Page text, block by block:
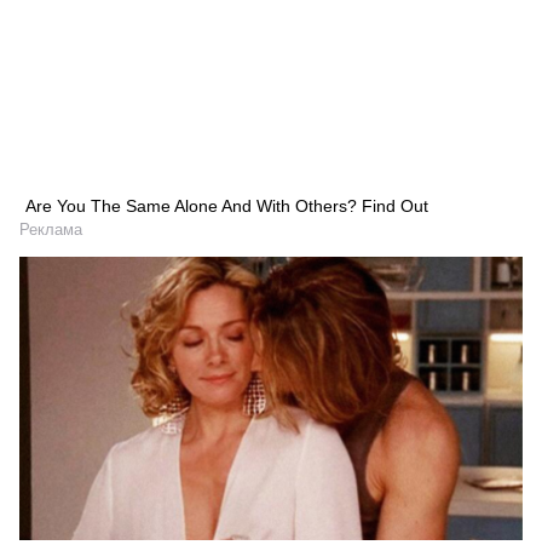
Are You The Same Alone And With Others? Find Out
Реклама